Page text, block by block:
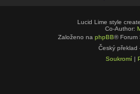
Lucid Lime style
Co-Author:
Založeno na phpBB® Forum
Český překlad
Soukromí|